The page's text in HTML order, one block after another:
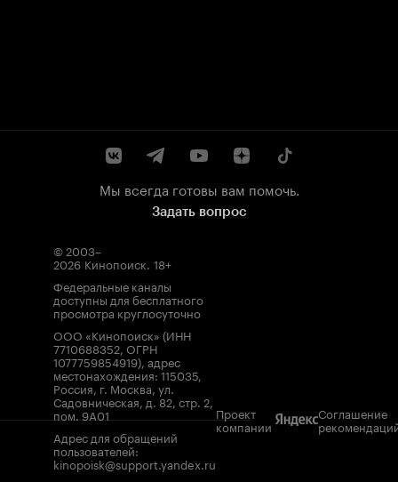
Мы всегда готовы вам помочь.
Задать вопрос
© 2003–
2026 Кинопоиск. 18+
Федеральные каналы
доступны для бесплатного
просмотра круглосуточно
ООО «Кинопоиск» (ИНН
7710688352, ОГРН
1077759854919), адрес
местонахождения: 115035,
Россия, г. Москва, ул.
Садовническая, д. 82, стр. 2,
пом. 9А01
Адрес для обращений
пользователей:
kinopoisk@support.yandex.ru
Проект
компании
Соглашение